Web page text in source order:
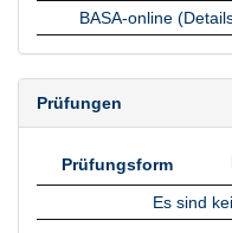
BASA-online
Prüfungen
Prüfungsform
PrüfungsformEs sind